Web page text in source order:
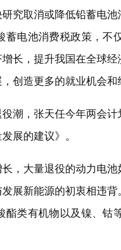
究取消或降低铅蓄电
电池消费税政策，不
长，提升我国在全球
创造更多的就业机会和
潮，张天任今年两会
展的建议》。
，大量退役的动力电
展新能源的初衷相违
类有机物以及镍、钴